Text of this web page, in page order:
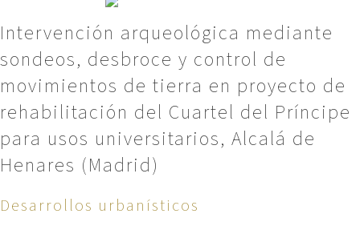
Intervención arqueológica mediante
sondeos, desbroce y control de
movimientos de tierra en proyecto de
rehabilitación del Cuartel del Príncipe
para usos universitarios, Alcalá de
Henares (Madrid)
Desarrollos urbanísticos